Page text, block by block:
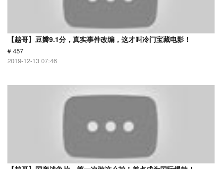
【越哥】豆瓣9.1分，真实事件改编，这才叫冷门宝藏电影！
# 457
2019-12-13 07:46